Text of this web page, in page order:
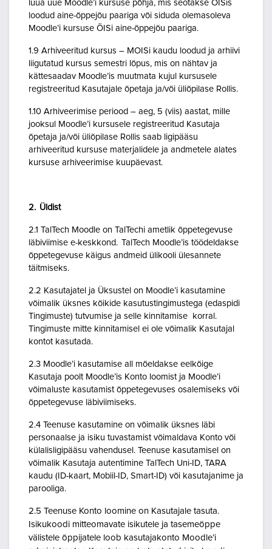
luua uue Moodle’i kursuse põhja, mis seotakse ÕISis
loodud aine-õppejõu paariga või siduda olemasoleva
Moodle’i kursuse ÕISi aine-õppejõu paariga.
1.9 Arhiveeritud kursus – MOISi kaudu loodud ja arhiivi
liigutatud kursus semestri lõpus, mis on nähtav ja
kättesaadav Moodle’is muutmata kujul kursusele
registreeritud Kasutajale õpetaja ja/või üliõpilase Rollis.
1.10 Arhiveerimise periood – aeg, 5 (viis) aastat, mille
jooksul Moodle’i kursusele registreeritud Kasutaja
õpetaja ja/või üliõpilase Rollis saab ligipääsu
arhiveeritud kursuse materjalidele ja andmetele alates
kursuse arhiveerimise kuupäevast.
2. Üldist
2.1 TalTech Moodle on TalTechi ametlik õppetegevuse
läbiviimise e-keskkond. TalTech Moodle’is töödeldakse
õppetegevuse käigus andmeid ülikooli ülesannete
täitmiseks.
2.2 Kasutajatel ja Üksustel on Moodle’i kasutamine
võimalik üksnes kõikide kasutustingimustega (edaspidi
Tingimuste) tutvumise ja selle kinnitamise korral.
Tingimuste mitte kinnitamisel ei ole võimalik Kasutajal
kontot kasutada.
2.3 Moodle’i kasutamise all mõeldakse eelkõige
Kasutaja poolt Moodle’is Konto loomist ja Moodle’i
võimaluste kasutamist õppetegevuses osalemiseks või
õppetegevuse läbiviimiseks.
2.4 Teenuse kasutamine on võimalik üksnes läbi
personaalse ja isiku tuvastamist võimaldava Konto või
külalisligipääsu vahendusel. Teenuse kasutamisel on
võimalik Kasutaja autentimine TalTech Uni-ID, TARA
kaudu (ID-kaart, Mobiil-ID, Smart-ID) või kasutajanime ja
parooliga.
2.5 Teenuse Konto loomine on Kasutajale tasuta.
Isikukoodi mitteomavate isikutele ja tasemeõppe
välistele õppijatele loob kasutajakonto Moodle’i